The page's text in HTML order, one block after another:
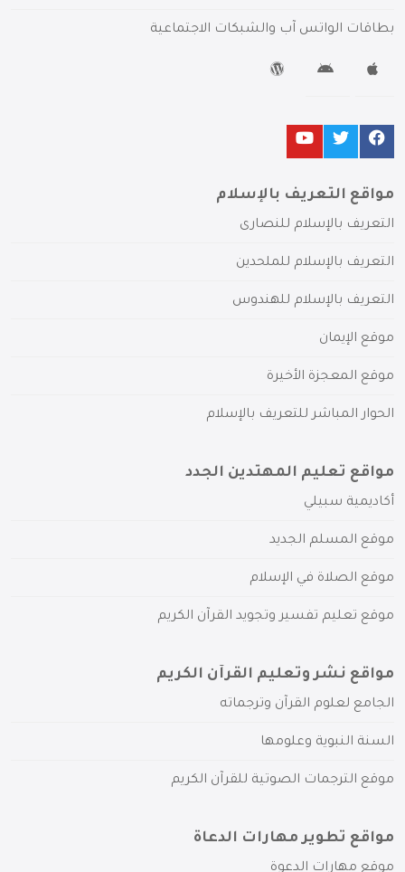
بطاقات الواتس آب والشبكات الاجتماعية
مواقع التعريف بالإسلام
التعريف بالإسلام للنصارى
التعريف بالإسلام للملحدين
التعريف بالإسلام للهندوس
موقع الإيمان
موقع المعجزة الأخيرة
الحوار المباشر للتعريف بالإسلام
مواقع تعليم المهتدين الجدد
أكاديمية سبيلي
موقع المسلم الجديد
موقع الصلاة في الإسلام
موقع تعليم تفسير وتجويد القرآن الكريم
مواقع نشر وتعليم القرآن الكريم
الجامع لعلوم القرآن وترجماته
السنة النبوية وعلومها
موقع الترجمات الصوتية للقرآن الكريم
مواقع تطوير مهارات الدعاة
موقع مهارات الدعوة